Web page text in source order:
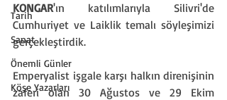
Tarih
Sanat
Önemli Günler
Köşe Yazarları
KONGAR'ın katılımlarıyla Silivri'de
Cumhuriyet ve Laiklik temalı söyleşimizi
gerçekleştirdik.
Emperyalist işgale karşı halkın direnişinin
zaferi olan 30 Ağustos ve 29 Ekim